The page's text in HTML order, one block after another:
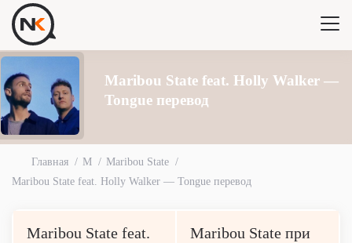
Maribou State feat. Holly Walker —
Tongue перевод
Главная M
Maribou State
Maribou State feat. Holly Walker — Tongue перевод
Maribou State feat.
Maribou State при